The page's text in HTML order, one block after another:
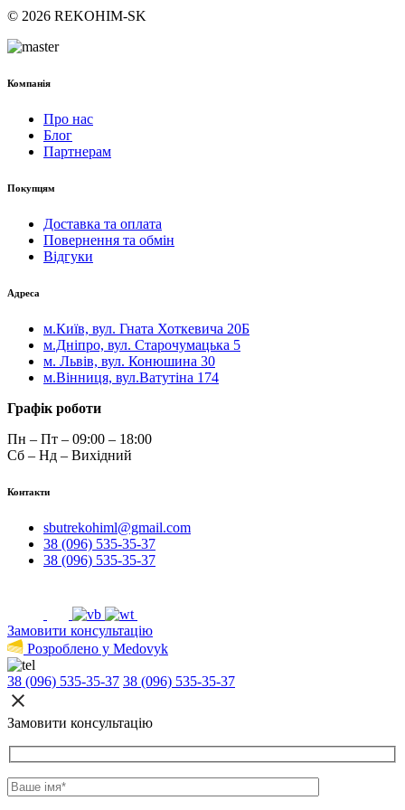
© 2026 REKOHIM-SK
Компанія
Про нас
Блог
Партнерам
Покупцям
Доставка та оплата
Повернення та обмін
Відгуки
Адреса
м.Київ, вул. Гната Хоткевича 20Б
м.Дніпро, вул. Старочумацька 5
м. Львів, вул. Конюшина 30
м.Вінниця, вул.Ватутіна 174
Графік роботи
Пн – Пт – 09:00 – 18:00
Сб – Нд – Вихідний
Контакти
sbutrekohiml@gmail.com
38 (096) 535-35-37
38 (096) 535-35-37
Замовити консультацію
Розроблено у Medovyk
38 (096) 535-35-37 38 (096) 535-35-37
Замовити консультацію